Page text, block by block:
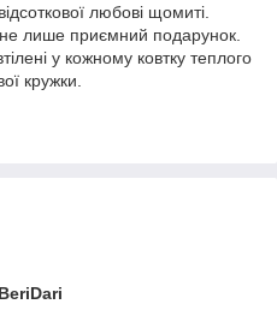
любові щомиті.
лише приємний подарунок.
у кожному ковтку теплого
кружки.
BeriDari